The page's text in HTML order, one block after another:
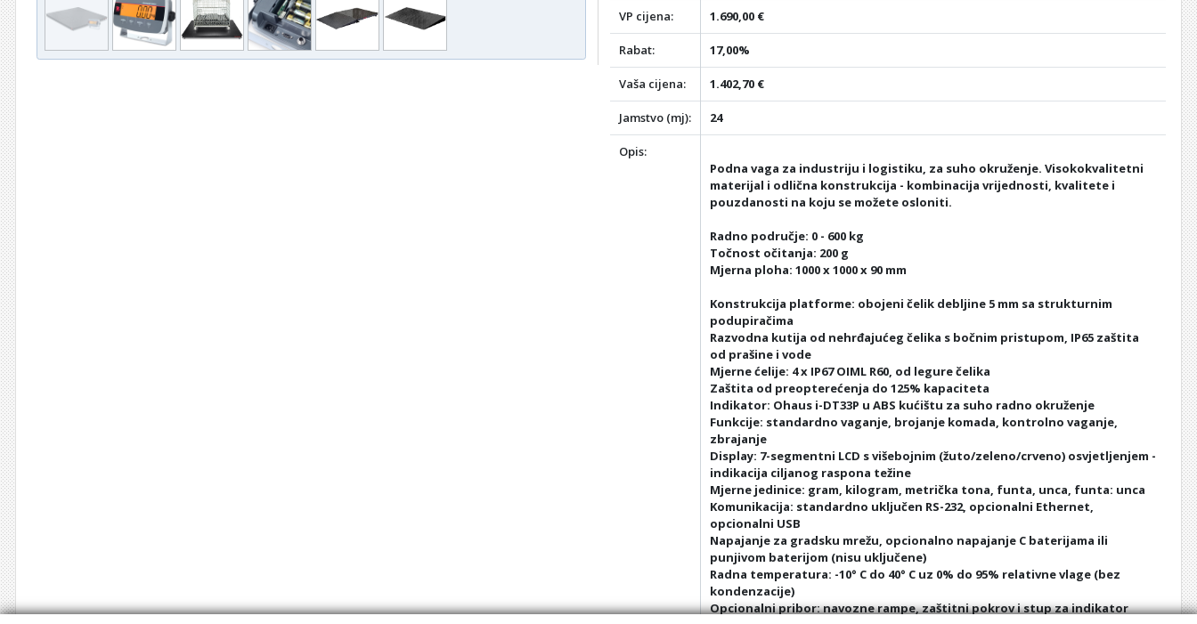
VP cijena: 1.690,00 €
Rabat: 17,00%
Vaša cijena: 1.402,70 €
Jamstvo (mj): 24
Opis:
Podna vaga za industriju i logistiku, za suho okruženje. Visokokvalitetni
materijal i odlična konstrukcija - kombinacija vrijednosti, kvalitete i
pouzdanosti na koju se možete osloniti.
Radno područje: 0 - 600 kg
Točnost očitanja: 200 g
Mjerna ploha: 1000 x 1000 x 90 mm
Konstrukcija platforme: obojeni čelik debljine 5 mm sa strukturnim
podupiračima
Razvodna kutija od nehrđajućeg čelika s bočnim pristupom, IP65 zaštita
od prašine i vode
Mjerne ćelije: 4 x IP67 OIML R60, od legure čelika
Zaštita od preopterećenja do 125% kapaciteta
Indikator: Ohaus i-DT33P u ABS kućištu za suho radno okruženje
Funkcije: standardno vaganje, brojanje komada, kontrolno vaganje,
zbrajanje
Display: 7-segmentni LCD s višebojnim (žuto/zeleno/crveno) osvjetljenjem -
indikacija ciljanog raspona težine
Mjerne jedinice: gram, kilogram, metrička tona, funta, unca, funta: unca
Komunikacija: standardno uključen RS-232, opcionalni Ethernet,
opcionalni USB
Napajanje za gradsku mrežu, opcionalno napajanje C baterijama ili
punjivom baterijom (nisu uključene)
Radna temperatura: -10° C do 40° C uz 0% do 95% relativne vlage (bez
kondenzacije)
Opcionalni pribor: navozne rampe, zaštitni pokrov i stup za indikator